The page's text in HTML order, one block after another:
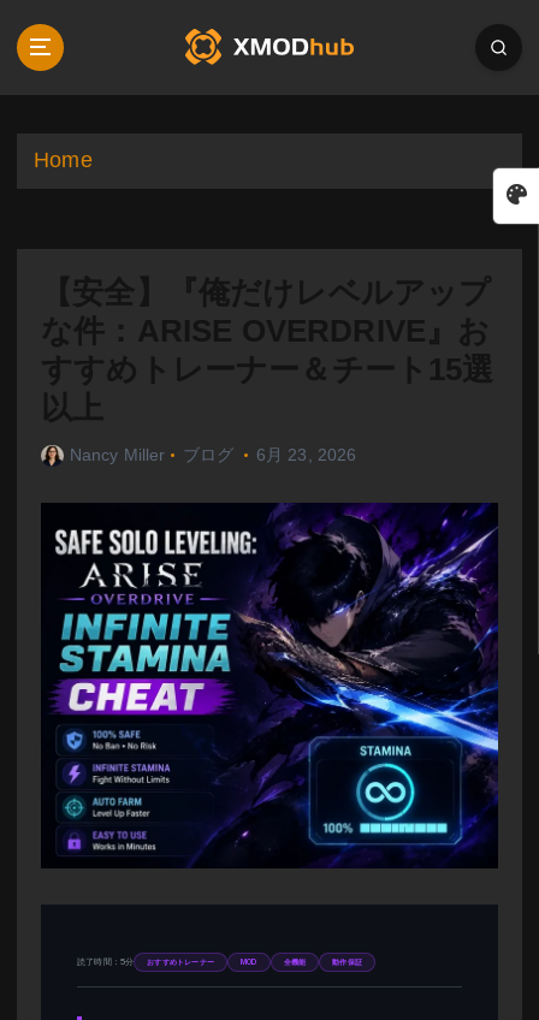
p
Home
【安全】『俺だけレベルアップ
な件：ARISE OVERDRIVE』お
すすめトレーナー＆チート15選
以上
Nancy Miller ブログ 6月 23, 2026
読了時間：5分 おすすめトレーナー MOD 全機能 動作保証